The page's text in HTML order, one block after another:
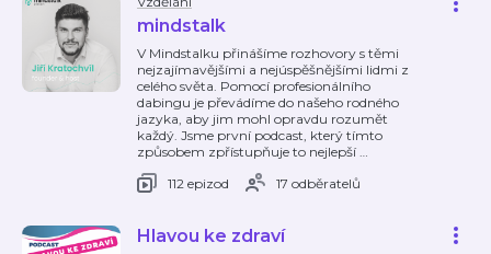
mindstalk
V Mindstalku přinášíme rozhovory s těmi
nejzajímavějšími a nejúspěšnějšími lidmi z
celého světa. Pomocí profesionálního
dabingu je převádíme do našeho rodného
jazyka, aby jim mohl opravdu rozumět
každý. Jsme první podcast, který tímto
způsobem zpřístupňuje to nejlepší …
112 epizod
17 odběratelů
Hlavou ke zdraví